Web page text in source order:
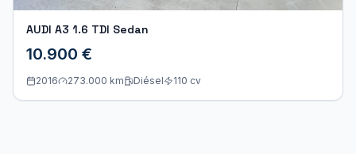
AUDI A3 1.6 TDI Sedan
10.900 €
2016 273.000 km Diésel 110 cv